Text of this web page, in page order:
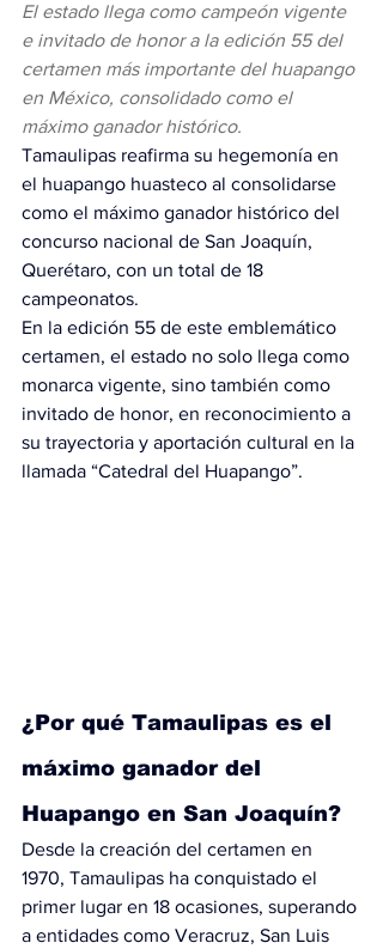
El estado llega como campeón vigente
e invitado de honor a la edición 55 del
certamen más importante del huapango
en México, consolidado como el
máximo ganador histórico.
Tamaulipas reafirma su hegemonía en
el huapango huasteco al consolidarse
como el máximo ganador histórico del
concurso nacional de San Joaquín,
Querétaro, con un total de 18
campeonatos.
En la edición 55 de este emblemático
certamen, el estado no solo llega como
monarca vigente, sino también como
invitado de honor, en reconocimiento a
su trayectoria y aportación cultural en la
llamada “Catedral del Huapango”.
¿Por qué Tamaulipas es el
máximo ganador del
Huapango en San Joaquín?
Desde la creación del certamen en
1970, Tamaulipas ha conquistado el
primer lugar en 18 ocasiones, superando
a entidades como Veracruz, San Luis